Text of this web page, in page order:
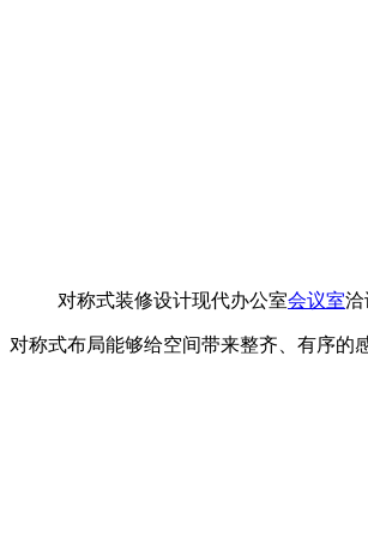
对称式装修设计现代办公室会议室洽
对称式布局能够给空间带来整齐、有序的